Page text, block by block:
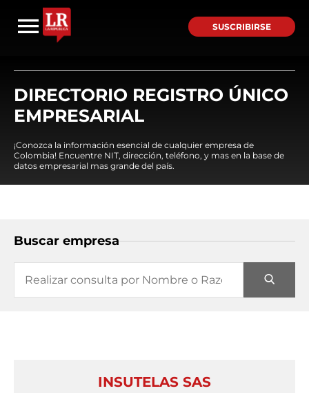
SUSCRIBIRSE
DIRECTORIO REGISTRO ÚNICO
EMPRESARIAL
¡Conozca la información esencial de cualquier empresa de
Colombia! Encuentre NIT, dirección, teléfono, y mas en la base de
datos empresarial mas grande del país.
Buscar empresa
INSUTELAS SAS